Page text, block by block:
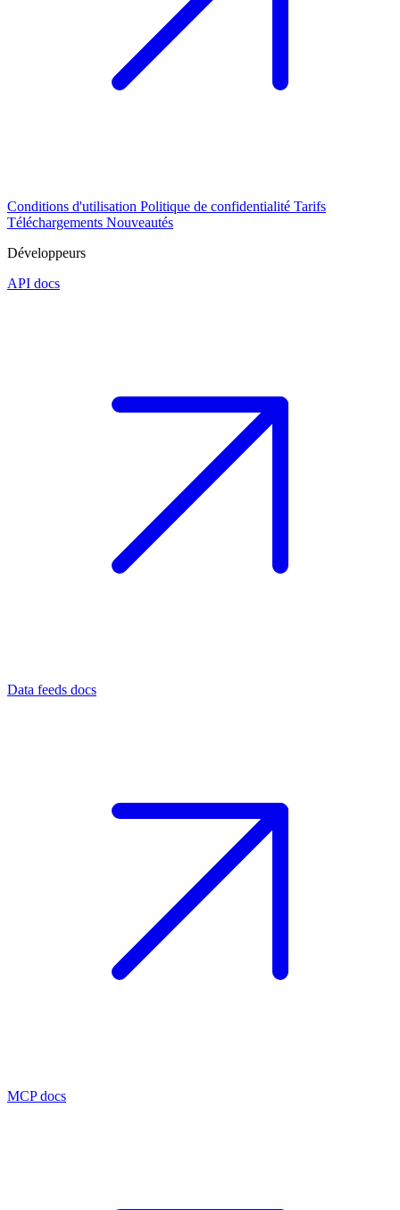
Conditions d'utilisation Politique de confidentialité Tarifs
Téléchargements Nouveautés
Développeurs
API docs
Data feeds docs
MCP docs